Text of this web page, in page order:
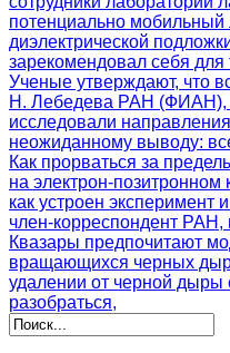
потенциально мобильный
диэлектрической
зарекомендовал себя для
Ученые утверждают, что
Н. Лебедева РАН (ФИАН),
исследовали
неожиданному выводу:
Как прорваться за
на электрон-
как устроен
член-корреспондент
Квазары предпочитают
вращающихся черных
удалении от черной
разобраться,